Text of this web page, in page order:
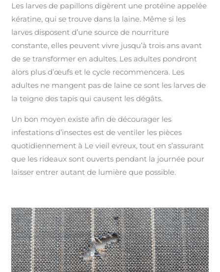
Les larves de papillons digèrent une protéine appelée
kératine, qui se trouve dans la laine. Même si les
larves disposent d’une source de nourriture
constante, elles peuvent vivre jusqu’à trois ans avant
de se transformer en adultes. Les adultes pondront
alors plus d’œufs et le cycle recommencera. Les
adultes ne mangent pas de laine ce sont les larves de
la teigne des tapis qui causent les dégâts.
Un bon moyen existe afin de décourager les
infestations d’insectes est de ventiler les pièces
quotidiennement à Le vieil evreux, tout en s’assurant
que les rideaux sont ouverts pendant la journée pour
laisser entrer autant de lumière que possible.